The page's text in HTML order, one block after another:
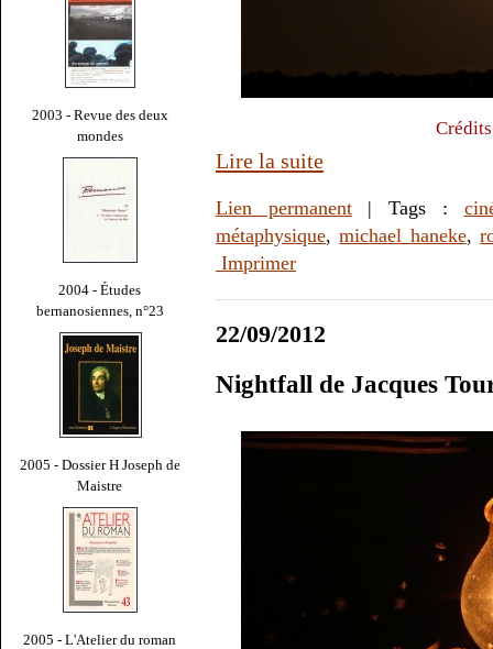
2003 - Revue des deux
mondes
2004 - Études
bernanosiennes, n°23
2005 - Dossier H Joseph de
Maistre
2005 - L'Atelier du roman
Lire la suite
Lien permanent| Tags :
métaphysique,michael haneke,
Imprimer
22/09/2012
Nightfall de Jacques